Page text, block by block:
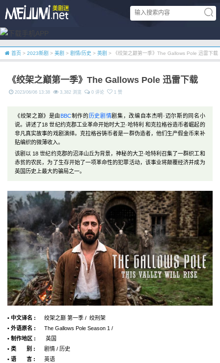
首页 > 2023新剧 > 美剧 > 剧情/历史 > 英剧 > 《绞架之巅第一季》The Gallows Pole 迅雷下载
《绞架之巅第一季》The Gallows Pole 迅雷下载
2023/06/06 13:38 3,382 浏览 0 评论 1 赞
《绞架之巅》是由 BBC制作的历史剧情剧集，改编自本杰明·迈尔斯的同名小
说。讲述了18 世纪约克郡工业革命开始时大卫·哈特利 和克拉格谷造币者崛起的
非凡真实故事的戏剧演绎。克拉格谷铸币者是一群伪造者，他们生产假金币来补
贴编织的微薄收入。
该剧以 18 世纪约克郡的沼泽山丘为背景，神秘的大卫·哈特利召集了一群织工和
赤贫的农民，为了生存开始了一项革命性的犯罪活动，该事业将颠覆经济并成为
英国历史上最大的骗局之一。
• 中文译名 :
绞架之巅 第一季 / 绞刑架
• 外语原名 :
The Gallows Pole Season 1 /
• 制作地区 :
英国
• 类 别 :
剧情 / 历史
• 语 言 :
英语